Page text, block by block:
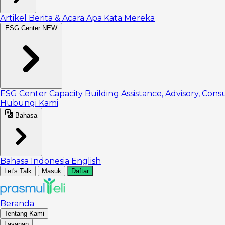
Artikel Berita & Acara Apa Kata Mereka
ESG Center NEW
ESG Center Capacity Building Assistance, Advisory,
Hubungi Kami
Bahasa
Bahasa Indonesia English
Let's Talk Masuk Daftar
Beranda
Tentang Kami